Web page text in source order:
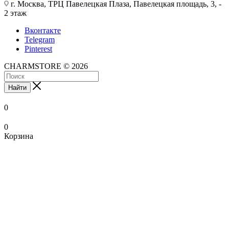
г. Москва, ТРЦ Павелецкая Плаза, Павелецкая площадь, 3, -
2 этаж
Вконтакте
Telegram
Pinterest
CHARMSTORE © 2026
Найти
0
0
Корзина